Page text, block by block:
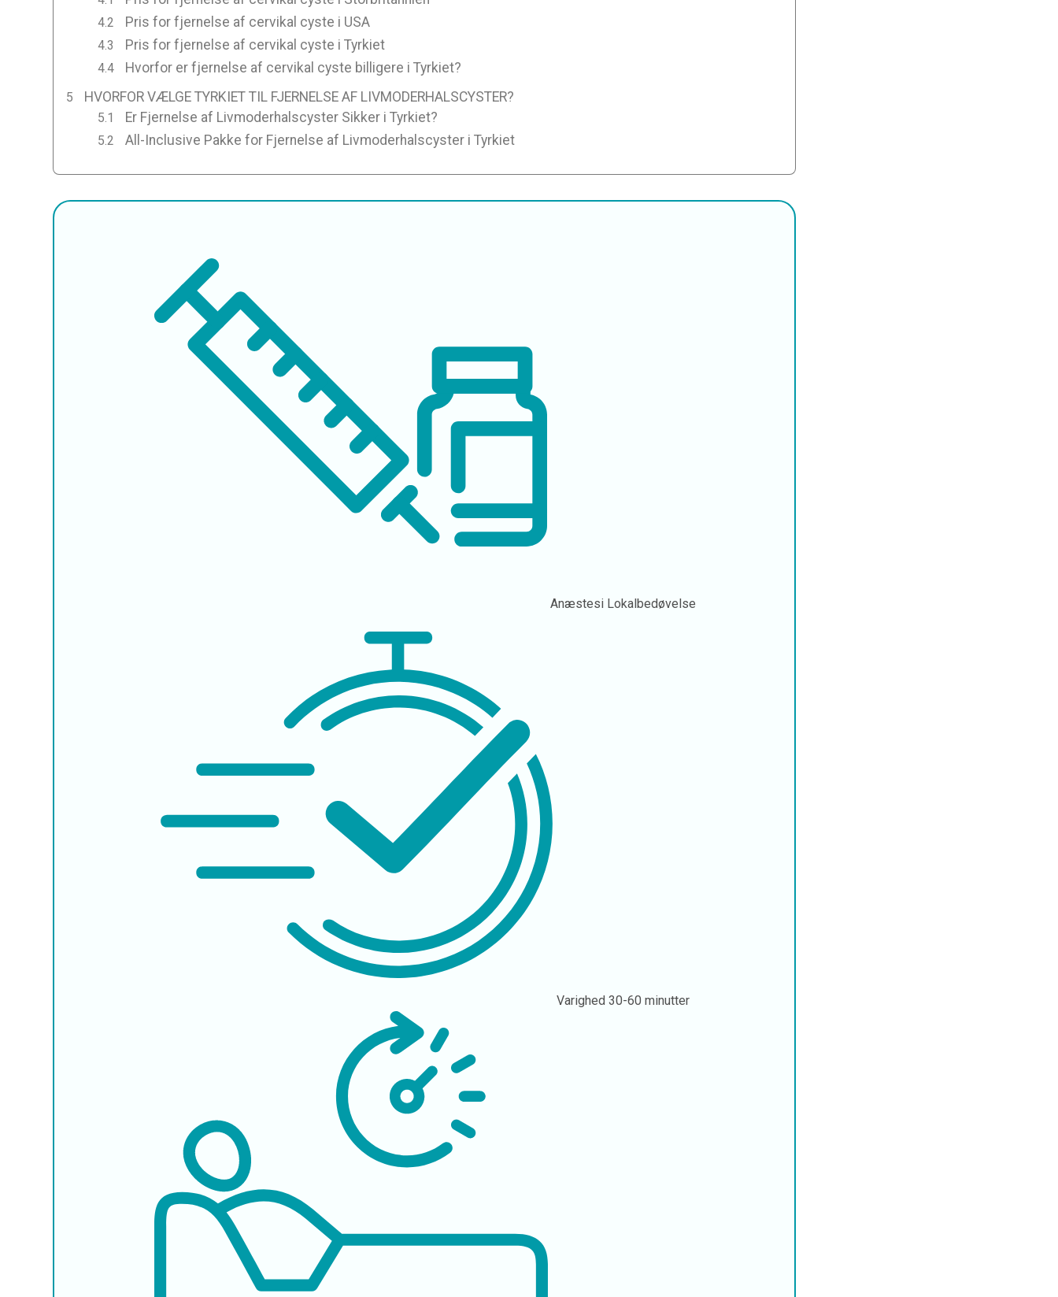
Pris for fjernelse af cervikal cyste i USA
Pris for fjernelse af cervikal cyste i Tyrkiet
Hvorfor er fjernelse af cervikal cyste billigere i Tyrkiet?
HVORFOR VÆLGE TYRKIET TIL FJERNELSE AF LIVMODERHALSCYSTER?
Er Fjernelse af Livmoderhalscyster Sikker i Tyrkiet?
All-Inclusive Pakke for Fjernelse af Livmoderhalscyster i Tyrkiet
Anæstesi Lokalbedøvelse
Varighed 30-60 minutter